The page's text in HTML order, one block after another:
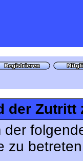
der Zutritt
der
zu